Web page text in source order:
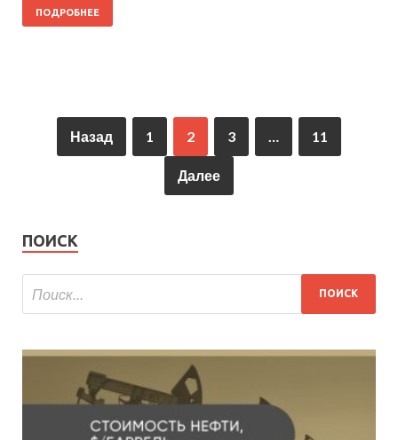
ПОДРОБНЕЕ
Назад 1 2 3 … 11
Далее
ПОИСК